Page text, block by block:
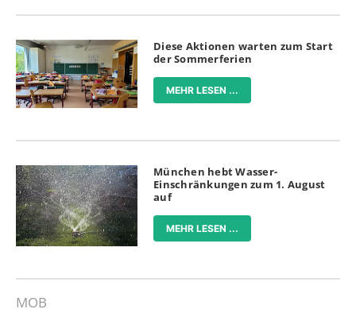
Diese Aktionen warten zum Start
der Sommerferien
MEHR LESEN ...
München hebt Wasser-
Einschränkungen zum 1. August
auf
MEHR LESEN ...
MOB